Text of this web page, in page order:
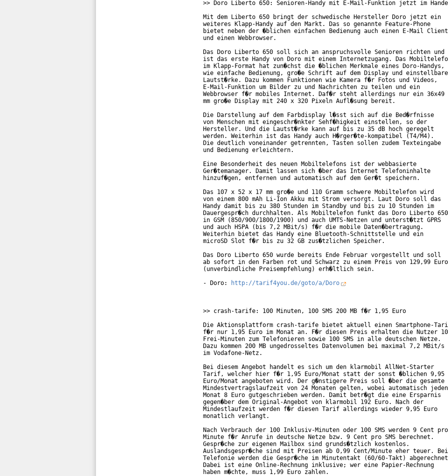
>> Doro Liberto 650: Senioren-Handy mit E-Mail-Funktion jetzt im
Mit dem Liberto 650 bringt der schwedische Hersteller Doro jetzt ein
weiteres Klapp-Handy auf den Markt. Das so genannte Feature-Phone
bietet neben der �blichen einfachen Bedienung auch einen E-Mail Client
und einen Webbrowser.
Das Doro Liberto 650 soll sich an anspruchsvolle Senioren richten und
ist das erste Handy von Doro mit einem Internetzugang. Das
im Klapp-Format hat zun�chst die �blichen Merkmale eines Doro-Handys,
wie einfache Bedienung, gro�e Schrift auf dem Display und einstellbare
Lautst�rke. Dazu kommen Funktionen wie Kamera f�r Fotos und Videos,
E-Mail-Funktion um Bilder zu und Nachrichten zu teilen und ein
Webbrowser f�r mobiles Internet. Daf�r steht allerdings nur ein 36x49
mm gro�e Display mit 240 x 320 Pixeln Aufl�sung bereit.
Die Darstellung auf dem Farbdisplay l�sst sich auf die Bed�rfnisse
von Menschen mit eingeschr�nkter Sehf�higkeit einstellen, so der
Hersteller. Und die Lautst�rke kann auf bis zu 35 dB hoch geregelt
werden. Weiterhin ist das Handy auch H�rger�te-kompatibel (T4/M4).
Die deutlich voneinander getrennten, Tasten sollen zudem Texteingabe
und Bedienung erleichtern.
Eine Besonderheit des neuen Mobiltelefons ist der webbasierte
Ger�temanager. Damit lassen sich �ber das Internet Telefoninhalte
hinzuf�gen, entfernen und automatisch auf dem Ger�t speichern.
Das 107 x 52 x 17 mm gro�e und 110 Gramm schwere Mobiltelefon wird
von einem 800 mAh Li-Ion Akku mit Strom versorgt. Laut Doro soll das
Handy damit bis zu 380 Stunden im Standby und bis zu 10 Stunden im
Dauergespr�ch durchhalten. Als Mobiltelefon funkt das Doro Liberto 650
in GSM (850/900/1800/1900) und auch UMTS-Netzen und unterst�tzt GPRS
und auch HSPA (bis 7,2 MBit/s) f�r die mobile Daten�bertragung.
Weiterhin bietet das Handy eine Bluetooth-Schnittstelle und ein
microSD Slot f�r bis zu 32 GB zus�tzlichen Speicher.
Das Doro Liberto 650 wurde bereits Ende Februar vorgestellt und soll
ab sofort in den Farben rot und Schwarz zu einem Preis von 129,99 Euro
(unverbindliche Preisempfehlung) erh�ltlich sein.
- Doro:
http://tarif4you.de/goto/a/Doro
>> crash-tarife: 100 Minuten, 100 SMS 200 MB f�r 1,95 Euro
Die Aktionsplattform crash-tarife bietet aktuell einen Smartphone-
f�r nur 1,95 Euro im Monat an. F�r diesen Preis erhalten die Nutzer
Frei-Minuten zum Telefonieren sowie 100 SMS in alle deutschen Netze.
Dazu kommen 200 MB ungedrosseltes Datenvolumen bei maximal 7,2 MBit/s
im Vodafone-Netz.
Bei diesem Angebot handelt es sich um den klarmobil AllNet-Starter
Tarif, welcher hier f�r 1,95 Euro/Monat statt der sonst �blichen 9,95
Euro/Monat angeboten wird. Der g�nstigere Preis soll �ber die gesamte
Mindestvertragslaufzeit von 24 Monaten gelten, wobei automatisch jeden
Monat 8 Euro gutgeschrieben werden. Damit betr�gt die eine Ersparnis
gegen�ber dem Original-Angebot von klarmobil 192 Euro. Nach der
Mindestlaufzeit werden f�r diesen Tarif allerdings wieder 9,95 Euro
monatlich verlangt.
Nach Verbrauch der 100 Inklusiv-Minuten oder 100 SMS werden 9 Cent pro
Minute f�r Anrufe in deutsche Netze bzw. 9 Cent pro SMS berechnet.
Gespr�che zur eigenen Mailbox sind grunds�tzlich kostenlos.
Auslandsgespr�che sind mit Preisen ab 0,99 Cent/Minute eher teuer. Bei
Telefonie werden die Gespr�che im Minutentakt (60/60-Takt)
Dabei ist eine Online-Rechnung inklusive; wer eine Papier-Rechnung
haben m�chte, muss 1,99 Euro zahlen.